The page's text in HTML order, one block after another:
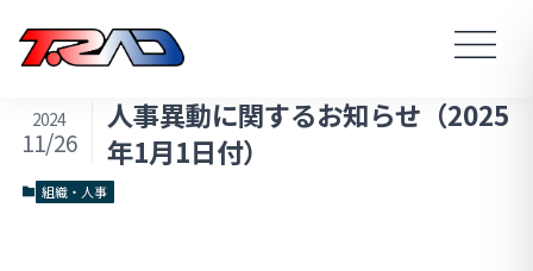
人事異動に関するお知らせ（2025
年1月1日付）
2024
11/26
組織・人事